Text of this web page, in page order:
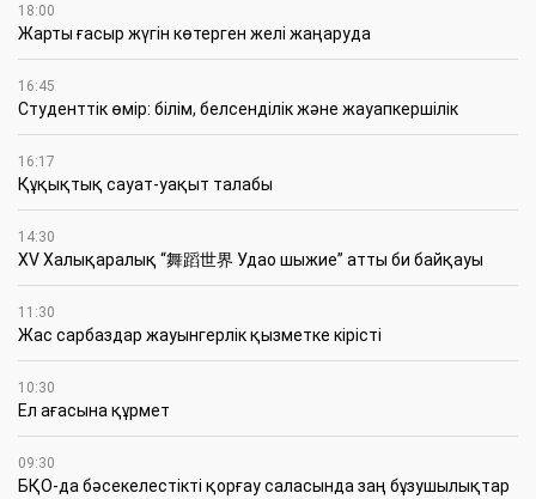
18:00
Жарты ғасыр жүгін көтерген желі жаңаруда
16:45
Студенттік өмір: білім, белсенділік және жауапкершілік
16:17
Құқықтық сауат-уақыт талабы
14:30
XV Халықаралық “舞蹈世界 Удао шыжие” атты би байқауы
11:30
Жас сарбаздар жауынгерлік қызметке кірісті
10:30
Ел ағасына құрмет
09:30
БҚО-да бәсекелестікті қорғау саласында заң бұзушылықтар